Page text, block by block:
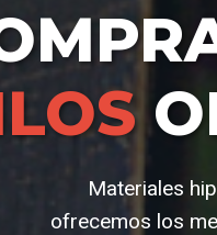
Materiales
ofrecemos los